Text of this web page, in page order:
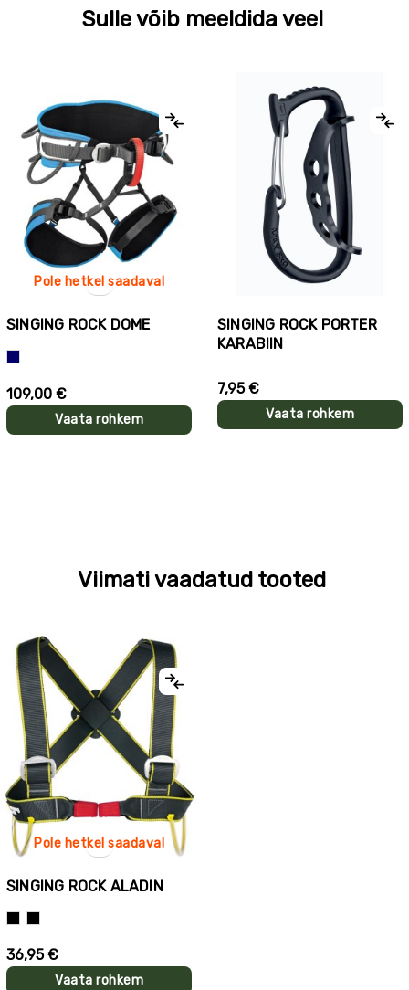
Sulle võib meeldida veel
Pole hetkel saadaval
SINGING ROCK DOME
109,00 €
Vaata rohkem
SINGING ROCK PORTER
KARABIIN
7,95 €
Vaata rohkem
Viimati vaadatud tooted
Pole hetkel saadaval
SINGING ROCK ALADIN
36,95 €
Vaata rohkem